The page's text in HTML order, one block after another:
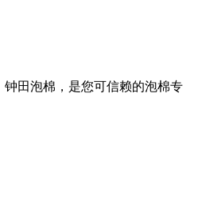
田泡棉，是您可信赖的泡棉专